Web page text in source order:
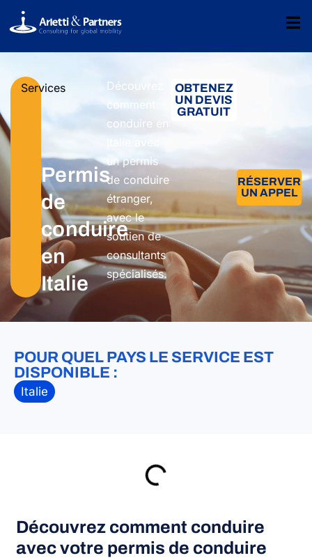
Services
Permis
de
conduire
en
Italie
Découvrez
comment
conduire en
Italie avec
un permis
de conduire
étranger,
avec le
soutien de
consultants
spécialisés.
OBTENEZ
UN DEVIS
GRATUIT
RÉSERVER
UN APPEL
POUR QUEL PAYS LE SERVICE EST
DISPONIBLE :
Italie
Découvrez comment conduire
avec votre permis de conduire